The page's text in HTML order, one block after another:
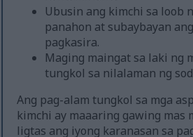
Ubusin ang kimchi sa loob
panahon at subaybayan
pagkasira.
Maging maingat sa laki ng
tungkol sa nilalaman ng
Ang pag-alam tungkol sa mga
kimchi ay maaaring gawing mas
ligtas ang iyong karanasan sa